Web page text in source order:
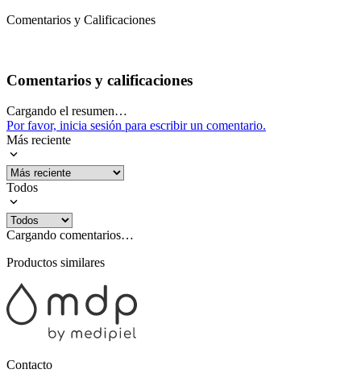
Comentarios y Calificaciones
Comentarios y calificaciones
Cargando el resumen…
Por favor, inicia sesión para escribir un comentario.
Más reciente
Todos
Cargando comentarios…
Productos similares
Contacto